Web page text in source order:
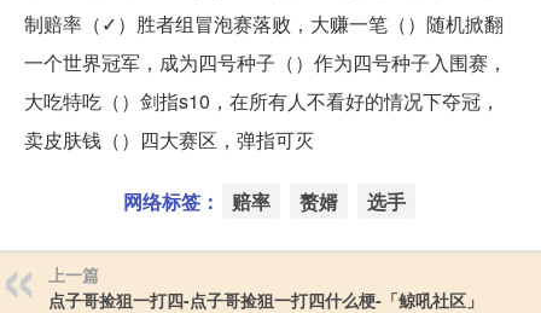
制赔率（✓）胜者组冒泡赛落败，大赚一笔（）随机掀翻
一个世界冠军，成为四号种子（）作为四号种子入围赛，
大吃特吃（）剑指s10，在所有人不看好的情况下夺冠，
卖皮肤钱（）四大赛区，弹指可灭
网络标签： 赔率 赘婿 选手
上一篇
点子哥捡狙一打四-点子哥捡狙一打四什么梗-「鲸吼社区」